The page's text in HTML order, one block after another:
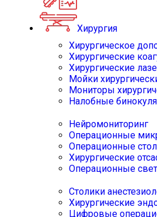
Хирургия
Хирургическое
Хирургические
Хирургические
Мойки
Мониторы
Налобные
Нейромониторинг
Операционные
Операционные
Хирургические
Операционные
Столики
Хирургические
Цифровые